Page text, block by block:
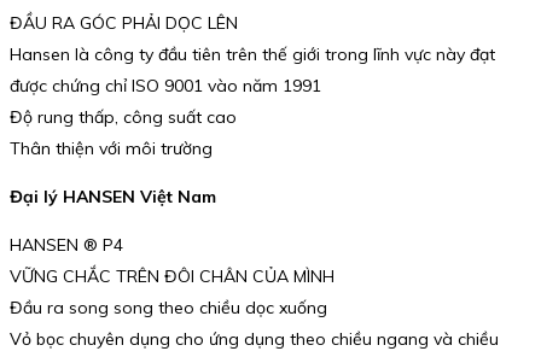
ĐẦU RA GÓC PHẢI DỌC LÊN
Hansen là công ty đầu tiên trên thế giới trong lĩnh vực này đạt
được chứng chỉ ISO 9001 vào năm 1991
Độ rung thấp, công suất cao
Thân thiện với môi trường
Đại lý HANSEN Việt Nam
HANSEN ® P4
VỮNG CHẮC TRÊN ĐÔI CHÂN CỦA MÌNH
Đầu ra song song theo chiều dọc xuống
Vỏ bọc chuyên dụng cho ứng dụng theo chiều ngang và chiều